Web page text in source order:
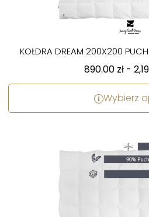
KOŁDRA DREAM 200X200
890.00 zł -
Wybierz